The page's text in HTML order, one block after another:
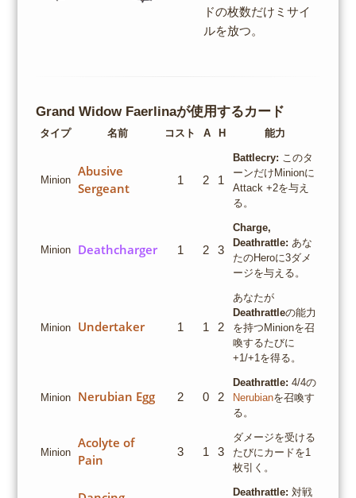
ドの枚数だけミサイ
ルを放つ。
Grand Widow Faerlinaが使用するカード
タイプ 名前 コスト A H 能力
Minion
Abusive
Sergeant
1 2 1
Battlecry: このタ
ーンだけMinionに
Attack +2を与え
る。
Minion Deathcharger 1 2 3
Charge,
Deathrattle: あな
たのHeroに3ダメ
ージを与える。
Minion Undertaker 1 1 2
あなたが
Deathrattleの能力
を持つMinionを召
喚するたびに
+1/+1を得る。
Minion Nerubian Egg 2 0 2
Deathrattle: 4/4の
Nerubianを召喚す
る。
Minion
Acolyte of
Pain
3 1 3
ダメージを受ける
たびにカードを1
枚引く。
Deathrattle: 対戦